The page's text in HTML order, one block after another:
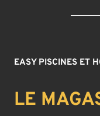
EASY PISCINES ET
LE